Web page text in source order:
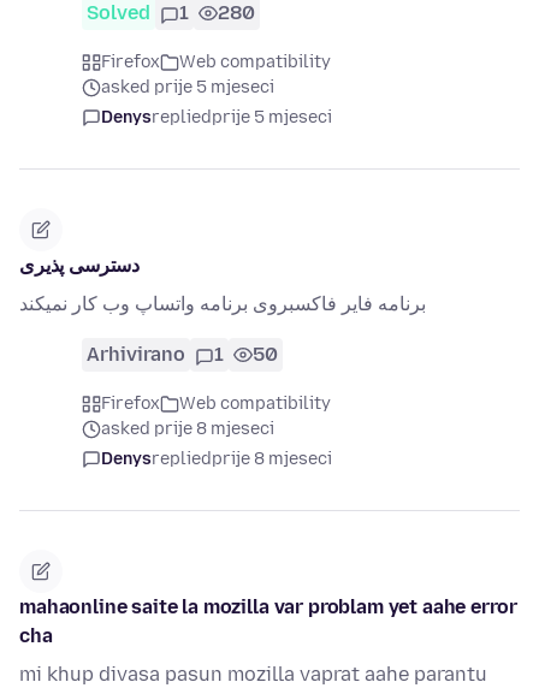
Solved 1 280
Firefox
Web compatibility
asked prije 5 mjeseci
Denysrepliedprije 5 mjeseci
دسترسی پذیری
برنامه فایر فاکسبروی برنامه واتساپ وب کار نمیکند
Arhivirano 1 50
Firefox
Web compatibility
asked prije 8 mjeseci
Denysrepliedprije 8 mjeseci
mahaonline saite la mozilla var problam yet aahe error
cha
mi khup divasa pasun mozilla vaprat aahe parantu